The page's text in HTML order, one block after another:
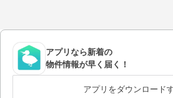
アプリなら新着の
物件情報が早く届く！
アプリをダウンロード